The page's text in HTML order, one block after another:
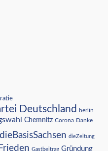
Deutschland berlin
Chemnitz Corona Danke
dieBasisSachsen dieZeitung
Frieden Gastbeitrag Gründung